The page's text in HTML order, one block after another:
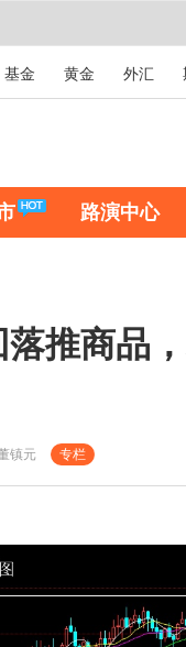
基金 黄金 外汇
路演中心
推商品
镇元 专栏